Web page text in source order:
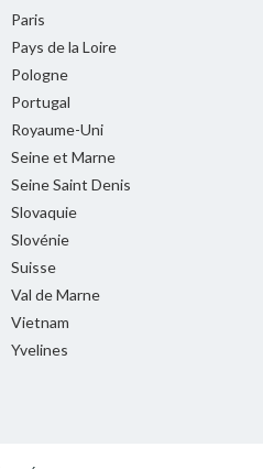
Paris
Pays de la Loire
Pologne
Portugal
Royaume-Uni
Seine et Marne
Seine Saint Denis
Slovaquie
Slovénie
Suisse
Val de Marne
Vietnam
Yvelines